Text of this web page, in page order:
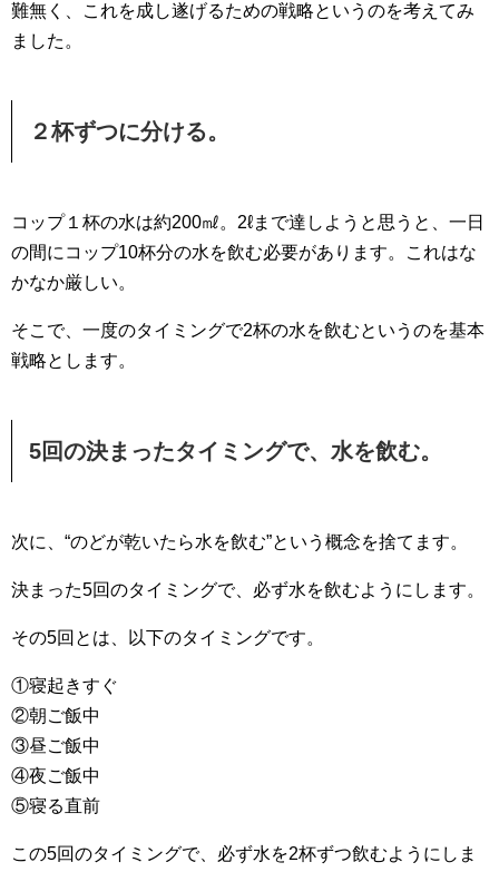
難無く、これを成し遂げるための戦略というのを考えてみ
ました。
２杯ずつに分ける。
コップ１杯の水は約200㎖。2ℓまで達しようと思うと、一日
の間にコップ10杯分の水を飲む必要があります。これはな
かなか厳しい。
そこで、一度のタイミングで2杯の水を飲むというのを基本
戦略とします。
5回の決まったタイミングで、水を飲む。
次に、“のどが乾いたら水を飲む”という概念を捨てます。
決まった5回のタイミングで、必ず水を飲むようにします。
その5回とは、以下のタイミングです。
①寝起きすぐ
②朝ご飯中
③昼ご飯中
④夜ご飯中
⑤寝る直前
この5回のタイミングで、必ず水を2杯ずつ飲むようにしま